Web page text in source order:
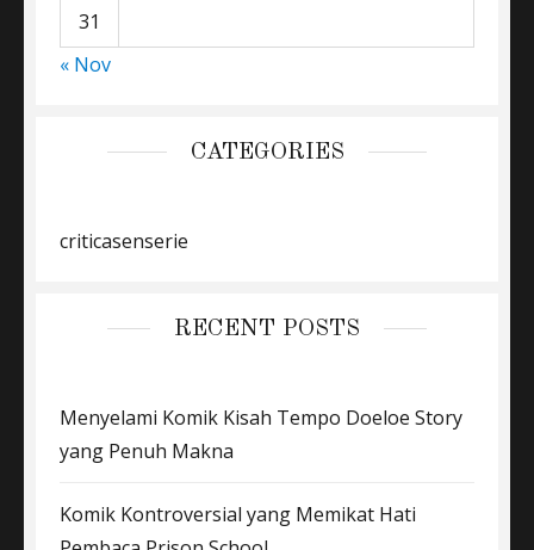
31
« Nov
CATEGORIES
criticasenserie
RECENT POSTS
Menyelami Komik Kisah Tempo Doeloe Story
yang Penuh Makna
Komik Kontroversial yang Memikat Hati